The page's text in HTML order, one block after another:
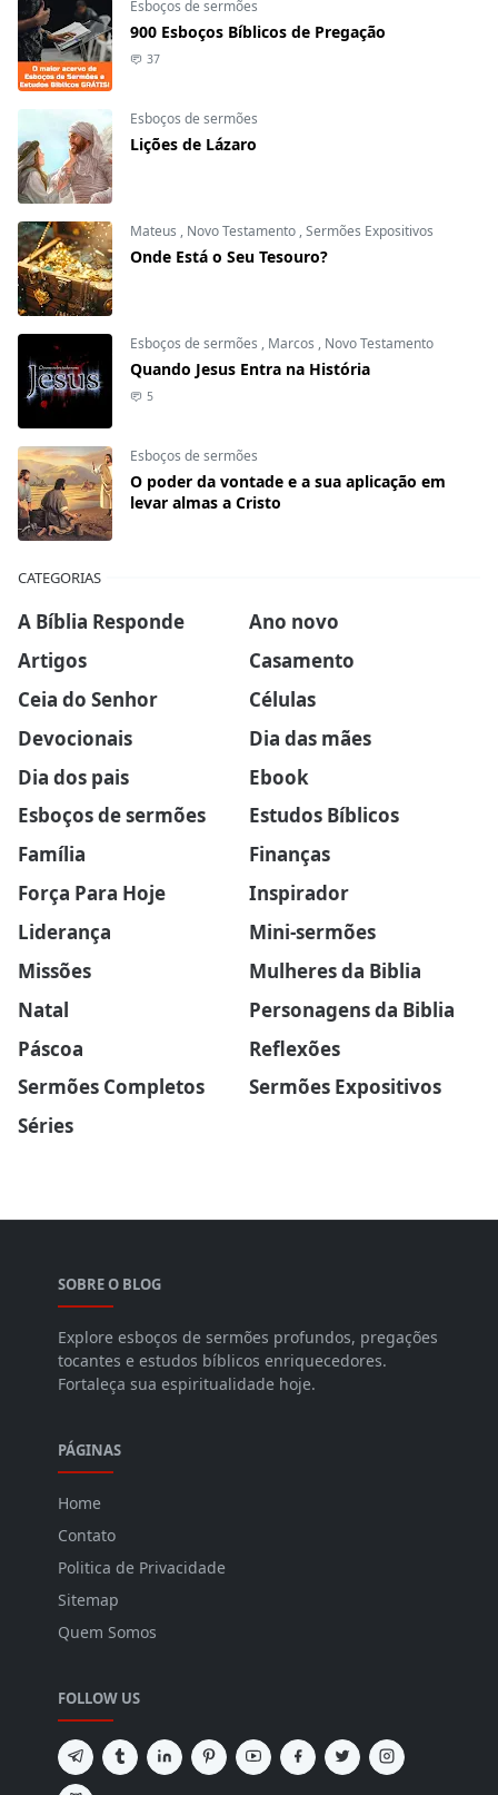
Esboços de sermões
900 Esboços Bíblicos de Pregação
37
Esboços de sermões
Lições de Lázaro
Mateus , Novo Testamento ,Sermões Expositivos
Onde Está o Seu Tesouro?
Esboços de sermões , Marcos , Novo Testamento
Quando Jesus Entra na História
5
Esboços de sermões
O poder da vontade e a sua aplicação em
levar almas a Cristo
CATEGORIAS
A Bíblia Responde
Ano novo
Artigos
Casamento
Ceia do Senhor
Células
Devocionais
Dia das mães
Dia dos pais
Ebook
Esboços de sermões
Estudos Bíblicos
Família
Finanças
Força Para Hoje
Inspirador
Liderança
Mini-sermões
Missões
Mulheres da Biblia
Natal
Personagens da Biblia
Páscoa
Reflexões
Sermões Completos
Sermões Expositivos
Séries
SOBRE O BLOG
Explore esboços de sermões profundos, pregações
tocantes e estudos bíblicos enriquecedores.
Fortaleça sua espiritualidade hoje.
PÁGINAS
Home
Contato
Politica de Privacidade
Sitemap
Quem Somos
FOLLOW US